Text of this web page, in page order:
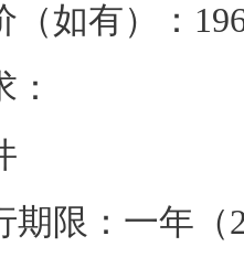
（如有）：
期限：一年（